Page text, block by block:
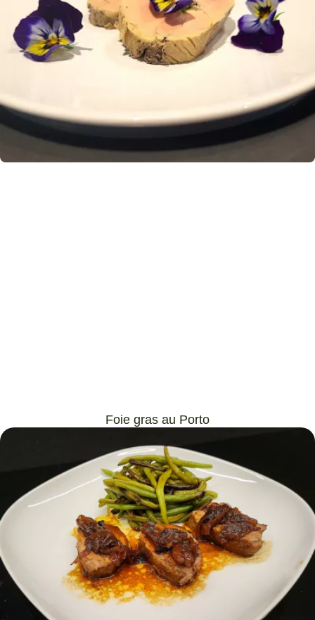
Foie gras au Porto